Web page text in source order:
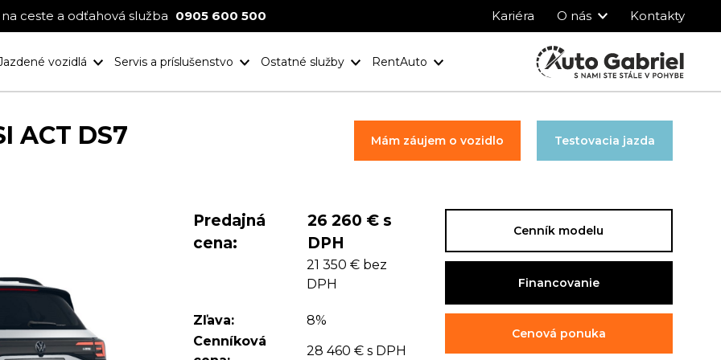
ceste a odťahová služba 0905 600 500 Kariéra O nás Kontakty
vozidlá Servis a príslušenstvo Ostatné služby RentAuto
ACT DS7 Mám záujem o vozidlo Testovacia jazda
Predajná
cena:
26 260 € s
DPH
21 350 € bez
DPH
Zľava:
8%
Cenníková
28 460 € s DPH
Cenník modelu
Financovanie
Cenová ponuka